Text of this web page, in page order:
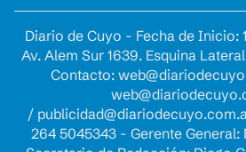
Diario de Cuyo - Fecha de Inicio:
Av. Alem Sur 1639. Esquina
Contacto:
/
264 5045343 - Gerente